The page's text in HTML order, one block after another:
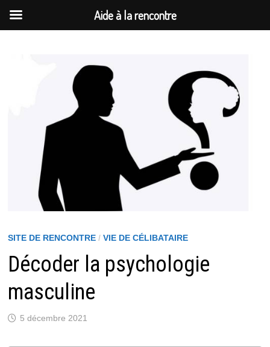
SITE DE RENCONTRE/ VIE DE CÉLIBATAIRE
Décoder la psychologie
masculine
5 décembre 2021
Aide à la rencontre